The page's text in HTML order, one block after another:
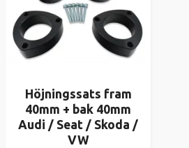
Höjningssats fram
40mm + bak 40mm
Audi / Seat / Skoda /
VW